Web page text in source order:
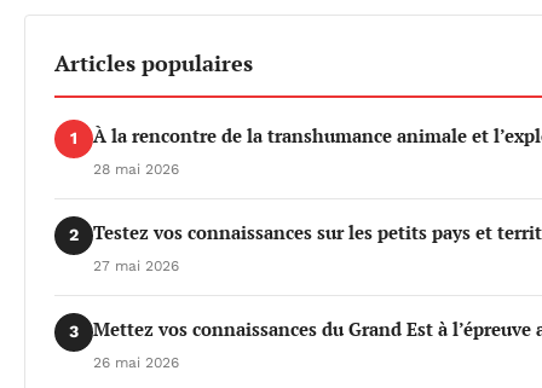
Articles populaires
1 À la rencontre de la transhumance animale et
28 mai 2026
2 Testez vos connaissances sur les petits pays et
27 mai 2026
3 Mettez vos connaissances du Grand Est à
26 mai 2026